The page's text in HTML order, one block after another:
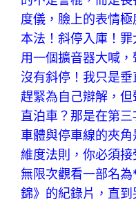
度儀，臉上的表情
本法！斜停入庫！
用一個擴音器大喊
沒有斜停！我只是
趕緊為自己辯解，
直泊車？那是在第
車體與停車線的夾
維度法則，你必須接
無限次觀看一部名
錦》的紀錄片，直